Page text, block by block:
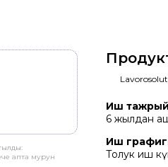
апта мурун
Иш
6 жылдан
Иш
Толук иш